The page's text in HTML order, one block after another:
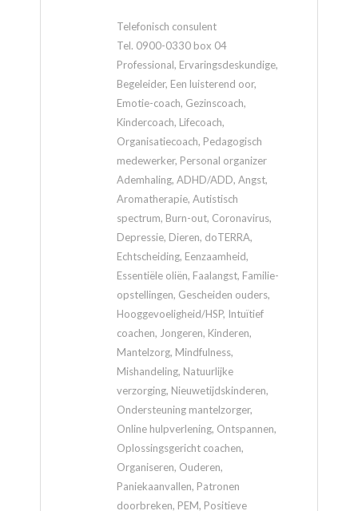
Telefonisch consulent
Tel. 0900-0330 box 04
Professional, Ervaringsdeskundige,
Begeleider, Een luisterend oor,
Emotie-coach, Gezinscoach,
Kindercoach, Lifecoach,
Organisatiecoach, Pedagogisch
medewerker, Personal organizer
Ademhaling, ADHD/ADD, Angst,
Aromatherapie, Autistisch
spectrum, Burn-out, Coronavirus,
Depressie, Dieren, doTERRA,
Echtscheiding, Eenzaamheid,
Essentiële oliën, Faalangst, Familie-
opstellingen, Gescheiden ouders,
Hooggevoeligheid/HSP, Intuïtief
coachen, Jongeren, Kinderen,
Mantelzorg, Mindfulness,
Mishandeling, Natuurlijke
verzorging, Nieuwetijdskinderen,
Ondersteuning mantelzorger,
Online hulpverlening, Ontspannen,
Oplossingsgericht coachen,
Organiseren, Ouderen,
Paniekaanvallen, Patronen
doorbreken, PEM, Positieve